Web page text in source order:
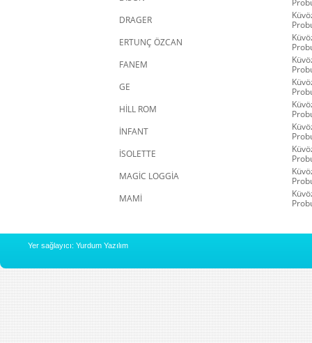
DRAGER
ERTUNÇ ÖZCAN
FANEM
GE
HİLL ROM
İNFANT
İSOLETTE
MAGİC LOGGİA
MAMİ
Yer sağlayıcı: Yurdum Yazılım